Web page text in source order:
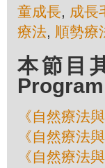
童成長, 成長
療法, 順勢療
本節目
Program
《自然療法
《自然療法
《自然療法